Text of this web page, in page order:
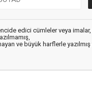
edici cümleler veya imalar,
ve büyük harflerle